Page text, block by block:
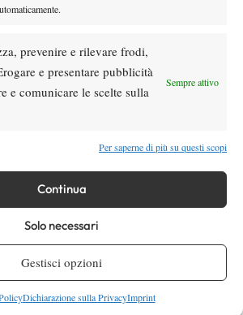
prevenire e rilevare frodi,
e presentare pubblicità
e comunicare le scelte sulla
Sempre attivo
Per saperne di più su questi scopi
Continua
Solo necessari
Gestisci opzioni
Dichiarazione sulla PrivacyImprint
Marchi Internazionali Todi
Sinner
DI TENDENZA
Wta
salta il WTA 1000 di Cincinnati, non
la finale del 2025
News